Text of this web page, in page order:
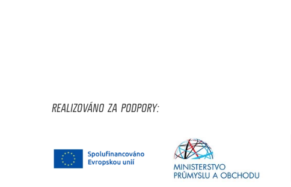
REALIZOVÁNO ZA PODPORY: